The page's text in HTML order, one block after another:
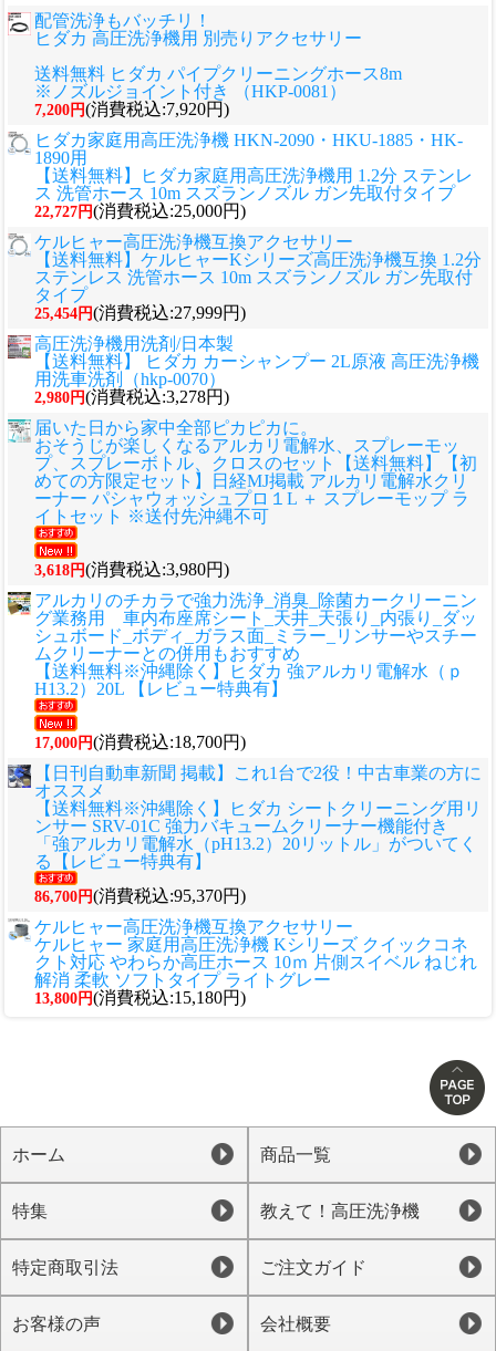
配管洗浄もバッチリ！
ヒダカ 高圧洗浄機用 別売りアクセサリー
送料無料 ヒダカ パイプクリーニングホース8m
※ノズルジョイント付き （HKP-0081）
7,200円(消費税込:7,920円)
ヒダカ家庭用高圧洗浄機 HKN-2090・HKU-1885・HK-
1890用
【送料無料】ヒダカ家庭用高圧洗浄機用 1.2分 ステンレ
ス 洗管ホース 10m スズランノズル ガン先取付タイプ
22,727円(消費税込:25,000円)
ケルヒャー高圧洗浄機互換アクセサリー
【送料無料】ケルヒャーKシリーズ高圧洗浄機互換 1.2分
ステンレス 洗管ホース 10m スズランノズル ガン先取付
タイプ
25,454円(消費税込:27,999円)
高圧洗浄機用洗剤/日本製
【送料無料】 ヒダカ カーシャンプー 2L原液 高圧洗浄機
用洗車洗剤（hkp-0070）
2,980円(消費税込:3,278円)
届いた日から家中全部ピカピカに。
おそうじが楽しくなるアルカリ電解水、スプレーモッ
プ、スプレーボトル、クロスのセット
【送料無料】【初
めての方限定セット】日経MJ掲載 アルカリ電解水クリ
ーナー パシャウォッシュプロ１L ＋ スプレーモップ ラ
イトセット ※送付先沖縄不可
3,618円(消費税込:3,980円)
アルカリのチカラで強力洗浄_消臭_除菌カークリーニン
グ業務用 車内布座席シート_天井_天張り_内張り_ダッ
シュボード_ボディ_ガラス面_ミラー_リンサーやスチー
ムクリーナーとの併用もおすすめ
【送料無料※沖縄除く】ヒダカ 強アルカリ電解水（ｐ
H13.2）20L 【レビュー特典有】
17,000円(消費税込:18,700円)
【日刊自動車新聞 掲載】これ1台で2役！中古車業の方に
オススメ
【送料無料※沖縄除く】ヒダカ シートクリーニング用リ
ンサー SRV-01C 強力バキュームクリーナー機能付き
「強アルカリ電解水（pH13.2）20リットル」がついてく
る【レビュー特典有】
86,700円(消費税込:95,370円)
ケルヒャー高圧洗浄機互換アクセサリー
ケルヒャー 家庭用高圧洗浄機 Kシリーズ クイックコネ
クト対応 やわらか高圧ホース 10ｍ 片側スイベル ねじれ
解消 柔軟 ソフトタイプ ライトグレー
13,800円(消費税込:15,180円)
ホーム 商品一覧
特集 教えて！高圧洗浄機
特定商取引法 ご注文ガイド
お客様の声 会社概要